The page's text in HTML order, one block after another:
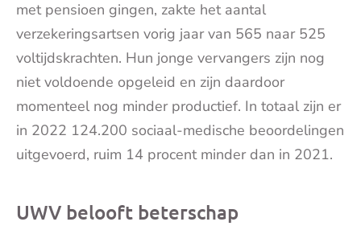
met pensioen gingen, zakte het aantal
verzekeringsartsen vorig jaar van 565 naar 525
voltijdskrachten. Hun jonge vervangers zijn nog
niet voldoende opgeleid en zijn daardoor
momenteel nog minder productief. In totaal zijn er
in 2022 124.200 sociaal-medische beoordelingen
uitgevoerd, ruim 14 procent minder dan in 2021.
UWV belooft beterschap